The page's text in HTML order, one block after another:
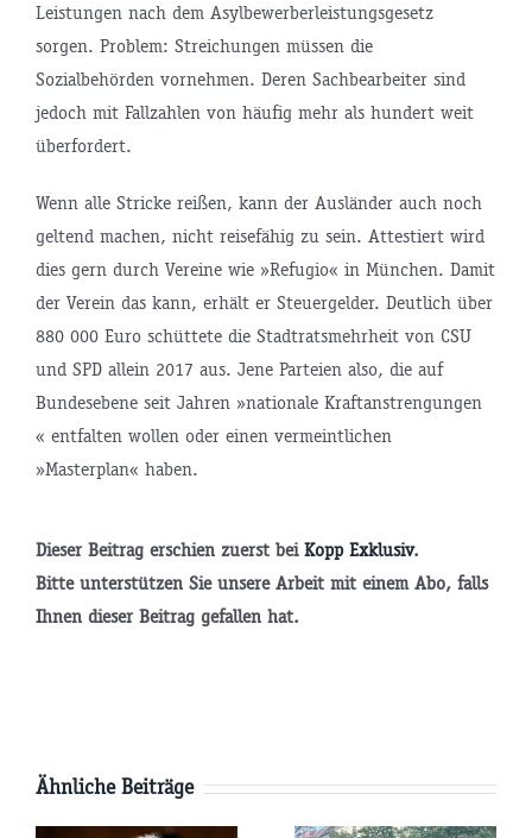
Leistungen nach dem Asylbewerberleistungsgesetz
sorgen. Problem: Streichungen müssen die
Sozialbehörden vornehmen. Deren Sachbearbeiter sind
jedoch mit Fallzahlen von häufig mehr als hundert weit
überfordert.
Wenn alle Stricke reißen, kann der Ausländer auch noch
geltend machen, nicht reisefähig zu sein. Attestiert wird
dies gern durch Vereine wie »Refugio« in München. Damit
der Verein das kann, erhält er Steuergelder. Deutlich über
880 000 Euro schüttete die Stadtratsmehrheit von CSU
und SPD allein 2017 aus. Jene Parteien also, die auf
Bundesebene seit Jahren »nationale Kraftanstrengungen
« entfalten wollen oder einen vermeintlichen
»Masterplan« haben.
Dieser Beitrag erschien zuerst bei Kopp Exklusiv.
Bitte unterstützen Sie unsere Arbeit mit einem Abo, falls
Ihnen dieser Beitrag gefallen hat.
Ähnliche Beiträge
AfD-